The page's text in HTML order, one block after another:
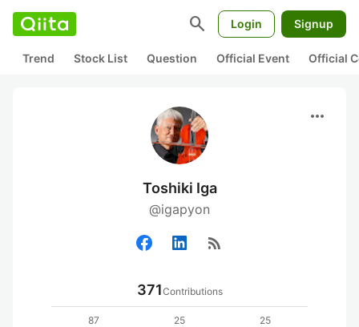
search Login Signup
Trend Stock List Question Official Event Official
more_horiz
Toshiki Iga
@igapyon
rss_feed
371Contributions
87
25
25